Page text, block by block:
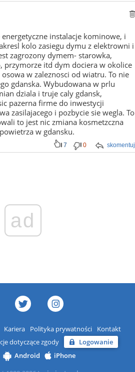
instalacje kominowe, i
kolo zasiegu dymu z elektrowni i
zagrozony dymem- starowka,
przymorze itd dym dociera w okolice
w zaleznosci od wiatru. To nie
gdanska. Wybudowana w prlu
dziala i truje caly gdansk,
pazerna firme do inwestycji
zasilajacego i pozbycie sie wegla. To
to jest nic zmiana kosmetzczna
w gdansku.
skomentuj
7 0
ad
Kariera Polityka prywatności
Kontakt
dotyczące zgody
Logowanie
Android
iPhone